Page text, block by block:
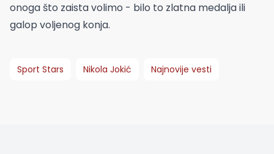
onoga što zaista volimo - bilo to zlatna medalja ili
galop voljenog konja.
Sport Stars Nikola Jokić Najnovije vesti